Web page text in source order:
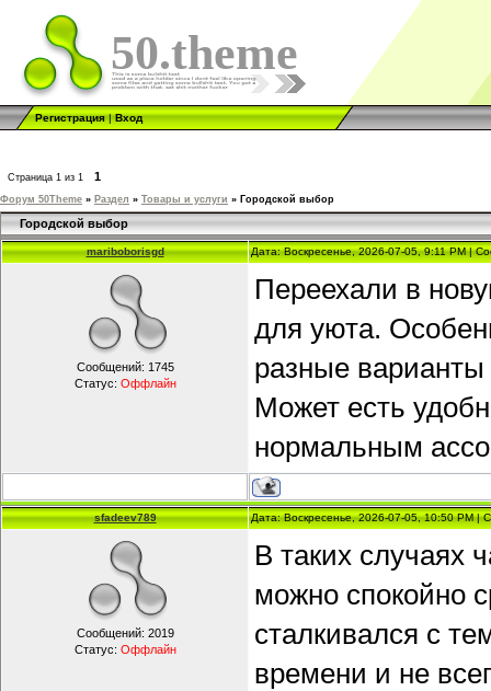
50.theme
Регистрация|Вход
Страница 1 из 1 1
Форум 50Theme » Раздел » Товары и услуги » Городской выбор
Городской выбор
mariboborisgd Дата: Воскресенье, 2026-07-05, 9:11 PM |
Сообщений: 1745
Статус: Оффлайн
Переехали в
для уюта.
разные варианты
Может есть
нормальным
sfadeev789 Дата: Воскресенье, 2026-07-05, 10:50 PM |
Сообщений: 2019
Статус: Оффлайн
В таких случаях
можно спокойно
сталкивался с
времени и не